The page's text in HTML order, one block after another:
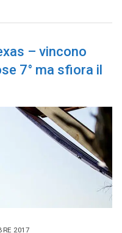
– vincono
7° ma sfiora il
2017